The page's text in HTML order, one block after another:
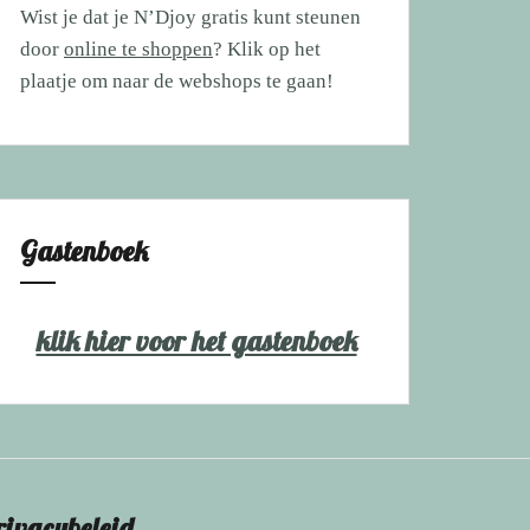
Wist je dat je N’Djoy gratis kunt steunen
door online te shoppen? Klik op het
plaatje om naar de webshops te gaan!
Gastenboek
klik hier voor het gastenboek